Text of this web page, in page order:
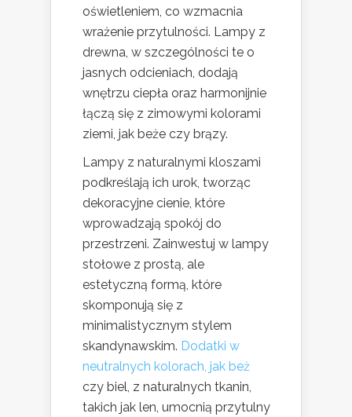
oświetleniem, co wzmacnia
wrażenie przytulności. Lampy z
drewna, w szczególności te o
jasnych odcieniach, dodają
wnętrzu ciepła oraz harmonijnie
łączą się z zimowymi kolorami
ziemi, jak beże czy brązy.
Lampy z naturalnymi kloszami
podkreślają ich urok, tworząc
dekoracyjne cienie, które
wprowadzają spokój do
przestrzeni. Zainwestuj w lampy
stołowe z prostą, ale
estetyczną formą, które
skomponują się z
minimalistycznym stylem
skandynawskim. Dodatki w
neutralnych kolorach, jak beż
czy biel, z naturalnych tkanin,
takich jak len, umocnią przytulny